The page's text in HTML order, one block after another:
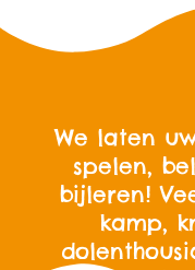
We laten
spelen,
bijleren!
kamp,